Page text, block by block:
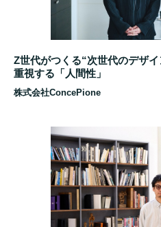
Z世代がつくる“次世代のデザ
重視する「人間性」
株式会社ConcePione